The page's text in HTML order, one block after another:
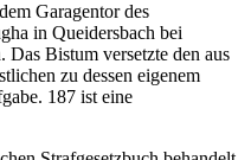
Garagentor des
in Queidersbach bei
Das Bistum versetzte den aus
zu dessen eigenem
187 ist eine